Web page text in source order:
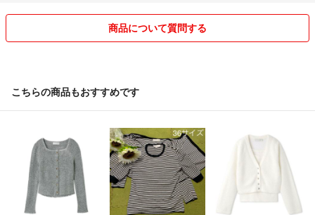
商品について質問する
こちらの商品もおすすめです